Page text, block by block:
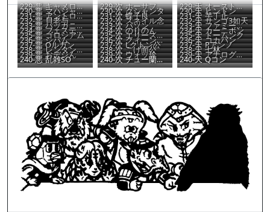
229-悪 キャメロデオ 229-次 ホーサフィン 229-天 オーストルーザー
230-悪 マハジャテレス 230-次 クシャンタ 230-天 ヒンドン
231-悪 アントロイメ 231-次 蝶子良 231-天 芋丁止
232-悪 貝老与 232-次 スネイル念 232-天 サンゴ3如天
233-悪 ハッカニアン 233-次 パソン 233-天 ファミーごん
234-悪 フェスティバー 234-次 のりのん 234-天 カーニボン
235-悪 ゴロシアム 235-次 エリースター 235-天 ドームンク
236-悪 シバム 236-次 クィーンサヌア 236-天 コカバン
237-悪 Oルガン 237-次 Lクトン公 237-天 Pアンノ
238-悪 レンタンぴん 238-次 こげ面公 238-天 七林
239-悪 おデジん 239-次 ウォッ珍 239-天 アナログース
240-悪 乱雑SO 240-次 チュー蘭チャン 240-天 Qコン